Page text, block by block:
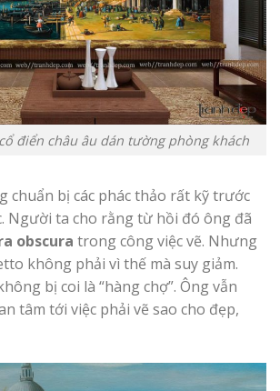
điển châu âu dán tường phòng khách
chuẩn bị các phác thảo rất kỹ trước
Người ta cho rằng từ hồi đó ông đã
obscura trong công việc vẽ. Nhưng
không phải vì thế mà suy giảm.
bị coi là “hàng chợ”. Ông vẫn
tâm tới việc phải vẽ sao cho đẹp,